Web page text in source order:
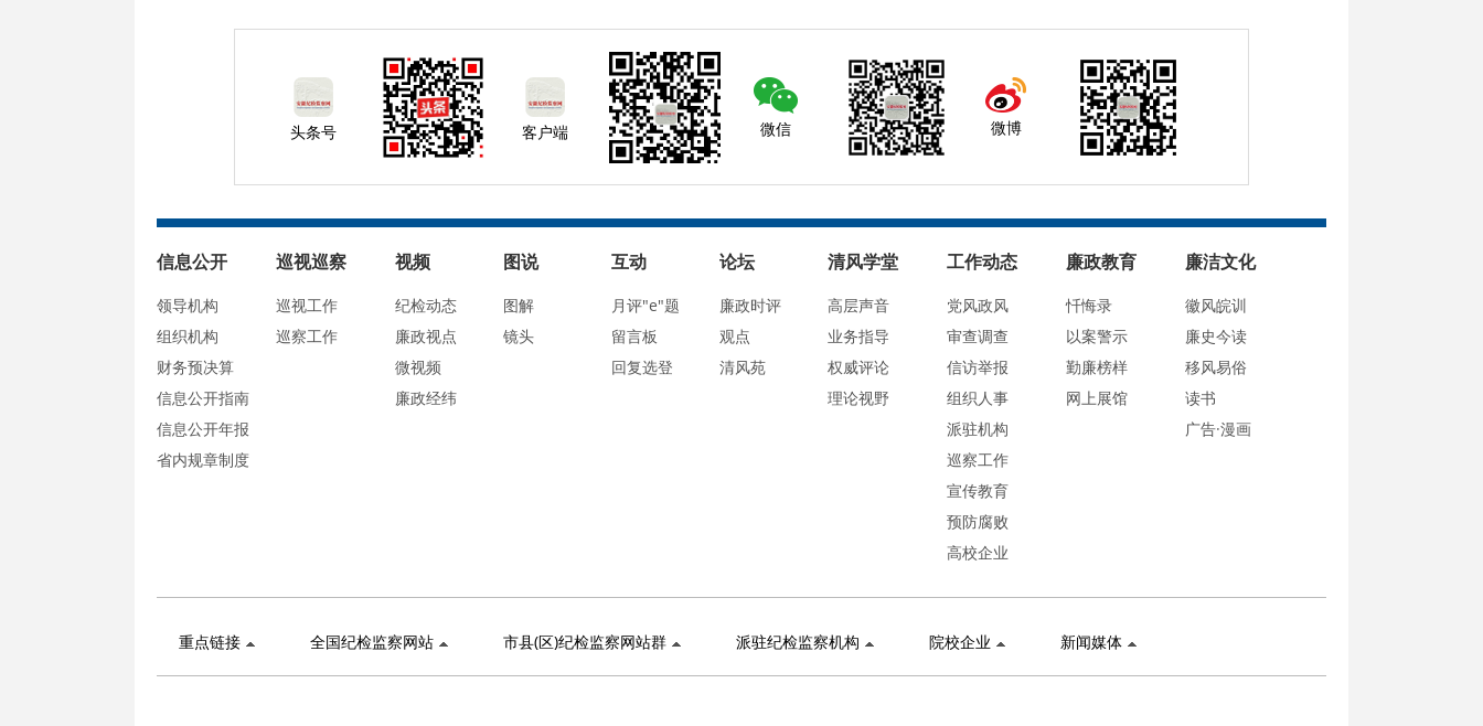
头条号 客户端 微信 微博
信息公开
领导机构
组织机构
财务预决算
信息公开指南
信息公开年报
省内规章制度
巡视巡察
巡视工作
巡察工作
视频
纪检动态
廉政视点
微视频
廉政经纬
图说
图解
镜头
互动
月评"e"题
留言板
回复选登
论坛
廉政时评
观点
清风苑
清风学堂
高层声音
业务指导
权威评论
理论视野
工作动态
党风政风
审查调查
信访举报
组织人事
派驻机构
巡察工作
宣传教育
预防腐败
高校企业
廉政教育
忏悔录
以案警示
勤廉榜样
网上展馆
廉洁文化
徽风皖训
廉史今读
移风易俗
读书
广告·漫画
重点链接 全国纪检监察网站 市县(区)纪检监察网站群 派驻纪检监察机构 院校企业 新闻媒体